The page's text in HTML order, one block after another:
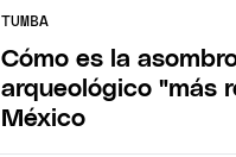
TUMBA
Cómo es la
arqueológico "más
México